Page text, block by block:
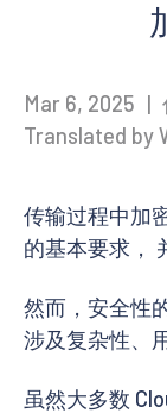
Mar 6, 2025 |
Translated by
传输过程中加
的基本要求，
然而，安全性
涉及复杂性、
虽然大多数